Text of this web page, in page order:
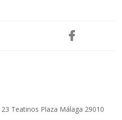
Teatinos Plaza Málaga 29010